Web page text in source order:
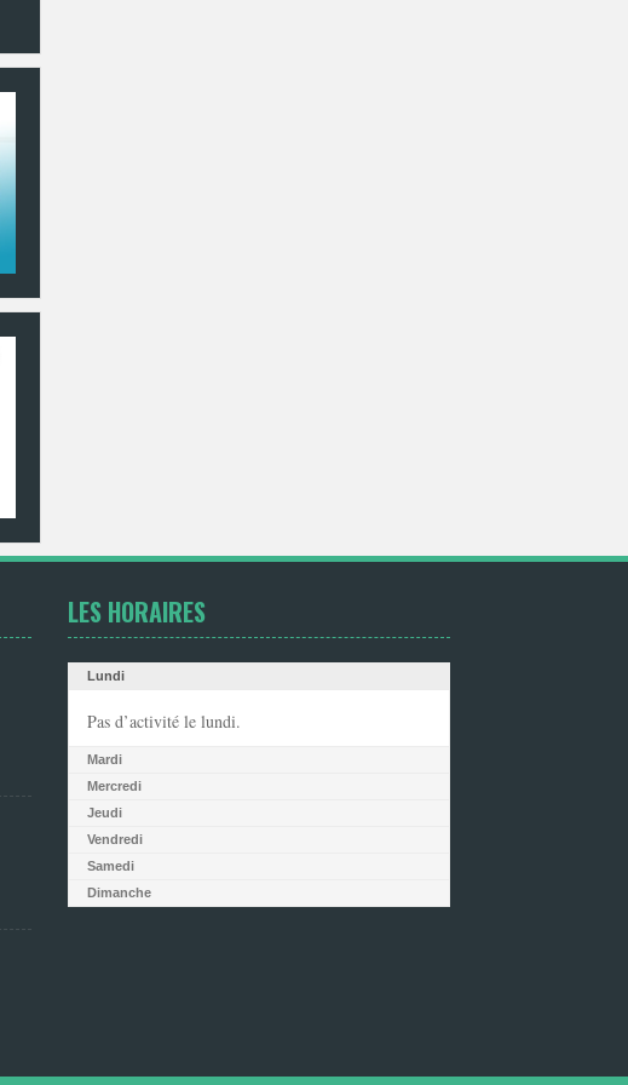
LES HORAIRES
Lundi
Pas d’activité le lundi.
Mardi
Mercredi
Jeudi
Vendredi
Samedi
Dimanche